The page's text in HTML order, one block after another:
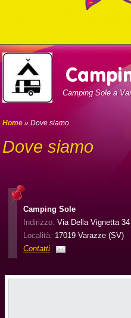
Camping Sole a
Home » Dove siamo
Dove siamo
Camping Sole
Indirizzo: Via Della Vignetta 34
Località: 17019 Varazze (SV)
Contatti